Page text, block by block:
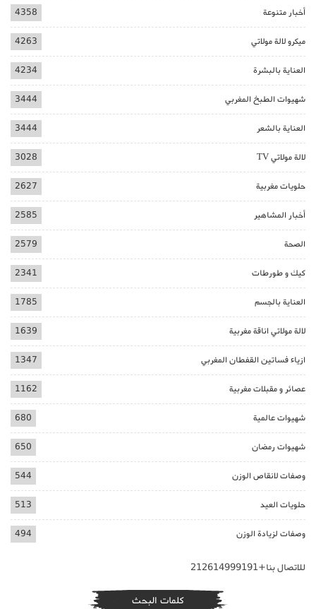
أخبار متنوعة 4358
ميكرو لالة مولاتي 4263
العناية بالبشرة 4234
شهيوات الطبخ المغربي 3444
العناية بالشعر 3444
لالة مولاتي TV 3028
حلويات مغربية 2627
أخبار المشاهير 2585
الصحة 2579
كيك و طورطات 2341
العناية بالجسم 1785
لالة مولاتي اناقة مغربية 1639
ازياء فساتين القفطان المغربي 1347
عصائر و مقبلات مغربية 1162
شهيوات عالمية 680
شهيوات رمضان 650
وصفات لانقاص الوزن 544
حلويات العيد 513
وصفات لزيادة الوزن 494
للاتصال بنا+212614999191
كلمات البحث